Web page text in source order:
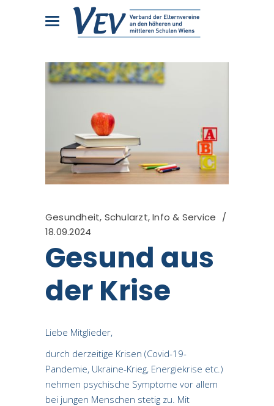
Gesundheit, Schularzt,Info & Service
18.09.2024
Gesund aus
der Krise
Liebe Mitglieder,
durch derzeitige Krisen (Covid-19-
Pandemie, Ukraine-Krieg, Energiekrise etc.)
nehmen psychische Symptome vor allem
bei jungen Menschen stetig zu. Mit